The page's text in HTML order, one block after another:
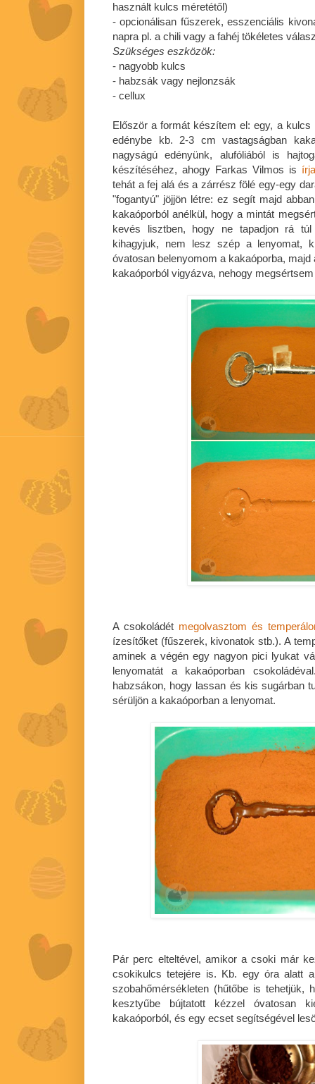
használt kulcs méretétől)
- opcionálisan fűszerek, esszenciális
napra pl. a chili vagy a fahéj tökéletes
Szükséges eszközök:
- nagyobb kulcs
- habzsák vagy nejlonzsák
- cellux
Először a formát készítem el: egy, a
edénybe kb. 2-3 cm vastagságban
nagyságú edényünk, alufóliából is
készítéséhez, ahogy Farkas Vilmos is írja
tehát a fej alá és a zárrész fölé egy-egy
"fogantyú" jöjjön létre: ez segít majd
kakaóporból anélkül, hogy a mintát
kevés lisztben, hogy ne tapadjon rá
kihagyjuk, nem lesz szép a lenyomat,
óvatosan belenyomom a kakaóporba,
kakaóporból vigyázva, nehogy
A csokoládét megolvasztom és
ízesítőket (fűszerek, kivonatok stb.). A
aminek a végén egy nagyon pici lyukat
lenyomatát a kakaóporban
habzsákon, hogy lassan és kis sugárban
sérüljön a kakaóporban a lenyomat.
Pár perc elteltével, amikor a csoki már
csokikulcs tetejére is. Kb. egy óra alatt
szobahőmérsékleten (hűtőbe is tehetjük,
kesztyűbe bújtatott kézzel óvatosan
kakaóporból, és egy ecset segítségével